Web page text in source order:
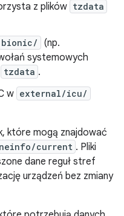
z plików tzdata
bionic/
(np.
systemowych
tzdata .
w external/icu/
które mogą znajdować
current . Pliki
dane reguł stref
urządzeń bez zmiany